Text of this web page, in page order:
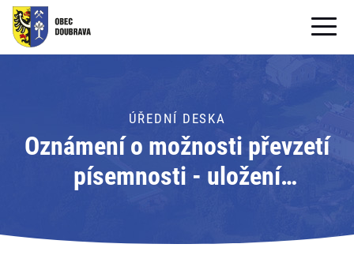
OBECNÍ ÚŘAD
PRO OBČANY
Formuláře ke stažení
PRO TURISTY
ÚŘEDNÍ DESKA
Oznámení o možnosti převzetí
písemnosti - uložení
úřad Doubrava